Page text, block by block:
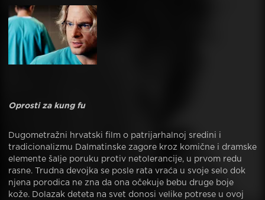
Oprosti za kung fu
Dugometražni hrvatski film o patrijarhalnoj sredini i
tradicionalizmu Dalmatinske zagore kroz komične i dramske
elemente šalje poruku protiv netolerancije, u prvom redu
rasne. Trudna devojka se posle rata vraća u svoje selo dok
njena porodica ne zna da ona očekuje bebu druge boje
kože. Dolazak deteta na svet donosi velike potrese u ovoj